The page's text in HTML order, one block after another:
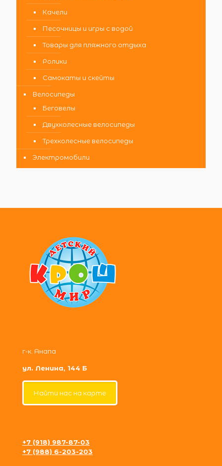
Качели
Песочницы и игры с водой
Товары для пляжного отдыха
Ролики
Самокаты и скейты
Велосипеды
Беговелы
Двухколесные велосипеды
Трехколесные велосипеды
Электромобили
г-к. Анапа
ул. Ленина, 144 Б
Найти нас на карте
+7 (918) 987-87-03
+7 (988) 6-203-203